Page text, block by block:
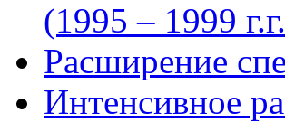
(1995 – 1999
Расширение
Интенсивное